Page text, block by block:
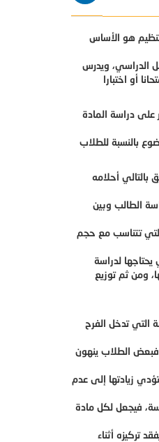
هو الأساس
الدراسي، ويدرس
على دراسة المادة
بالنسبة للطلاب
أحلامه
الطالب وبين
تتناسب مع حجم
لدراسة
ومن ثم توزيع
التي تدخل الفرح
فبعض الطلاب ينهون
زيادتها إلى عدم
فيجعل لكل مادة
تركيزه أثناء